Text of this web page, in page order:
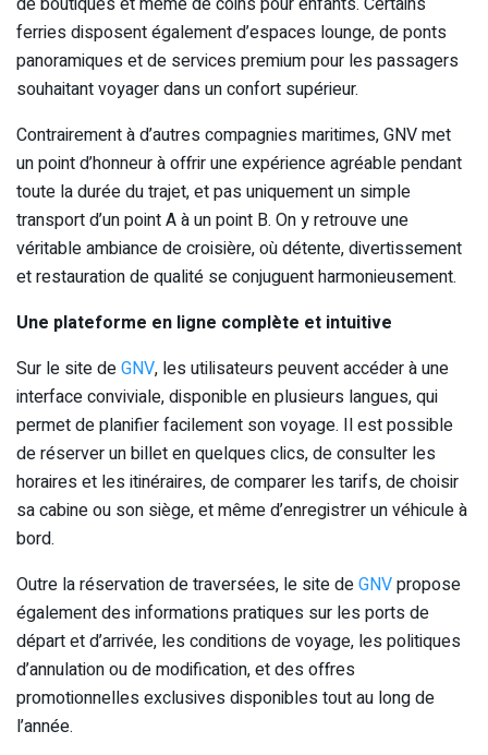
ferries disposent également d’espaces lounge, de ponts
panoramiques et de services premium pour les passagers
souhaitant voyager dans un confort supérieur.
Contrairement à d’autres compagnies maritimes, GNV met
un point d’honneur à offrir une expérience agréable pendant
toute la durée du trajet, et pas uniquement un simple
transport d’un point A à un point B. On y retrouve une
véritable ambiance de croisière, où détente, divertissement
et restauration de qualité se conjuguent harmonieusement.
Une plateforme en ligne complète et intuitive
Sur le site deGNV, les utilisateurs peuvent accéder à une
interface conviviale, disponible en plusieurs langues, qui
permet de planifier facilement son voyage. Il est possible
de réserver un billet en quelques clics, de consulter les
horaires et les itinéraires, de comparer les tarifs, de choisir
sa cabine ou son siège, et même d’enregistrer un véhicule à
bord.
Outre la réservation de traversées, le site deGNVpropose
également des informations pratiques sur les ports de
départ et d’arrivée, les conditions de voyage, les politiques
d’annulation ou de modification, et des offres
promotionnelles exclusives disponibles tout au long de
l’année.